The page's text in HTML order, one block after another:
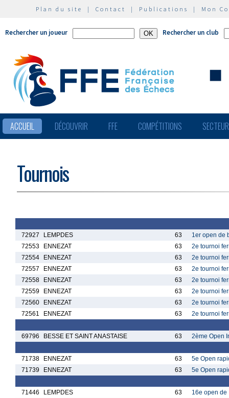
Plan du site | Contact | Publications | Mon
Rechercher un joueur Rechercher un club
ACCUEIL DÉCOUVRIR FFE COMPÉTITIONS
Tournois
72927 LEMPDES 63
1er open de
72553
ENNEZAT 63
2e tournoi
72554
ENNEZAT 63
2e tournoi
72557
ENNEZAT 63
2e tournoi
72558
ENNEZAT 63
2e tournoi
72559
ENNEZAT 63
2e tournoi
72560
ENNEZAT 63
2e tournoi
72561
ENNEZAT 63 2e tournoi
69796 BESSE ET SAINT ANASTAISE 63 2ème Open
71738 ENNEZAT 63
5e Open
71739
ENNEZAT 63 5e Open
71446 LEMPDES 63
16e open de